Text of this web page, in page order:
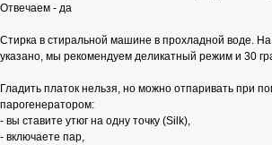
Отвечаем - да
Стирка в стиральной машине в прохладной воде.
указано, мы рекомендуем деликатный режим и 30
Гладить платок нельзя, но можно отпаривать при
парогенератором:
- вы ставите утюг на одну точку (Silk),
- включаете пар,